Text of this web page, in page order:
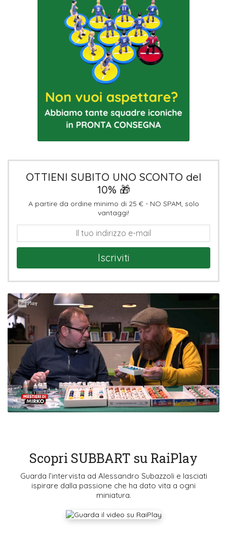
OTTIENI SUBITO UNO SCONTO del
10% 🎁
A partire da ordine minimo di 25 € - NO SPAM, solo
vantaggi!
Iscriviti
Scopri SUBBART su RaiPlay
Guarda l’intervista ad Alessandro Subazzoli e lasciati
ispirare dalla passione che ha dato vita a ogni
miniatura.